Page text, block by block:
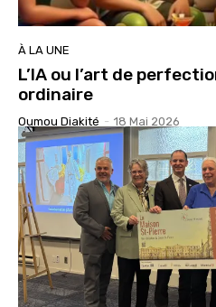
À LA UNE
L’IA ou l’art de
ordinaire
Oumou Diakité - 18 Mai 2026